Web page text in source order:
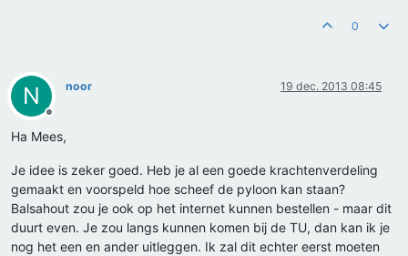
0
N
Offline
noor 19 dec. 2013 08:45
Ha Mees,
Je idee is zeker goed. Heb je al een goede krachtenverdeling
gemaakt en voorspeld hoe scheef de pyloon kan staan?
Balsahout zou je ook op het internet kunnen bestellen - maar dit
duurt even. Je zou langs kunnen komen bij de TU, dan kan ik je
nog het een en ander uitleggen. Ik zal dit echter eerst moeten